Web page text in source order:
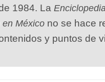
1984. La
en México no se hace
y puntos de